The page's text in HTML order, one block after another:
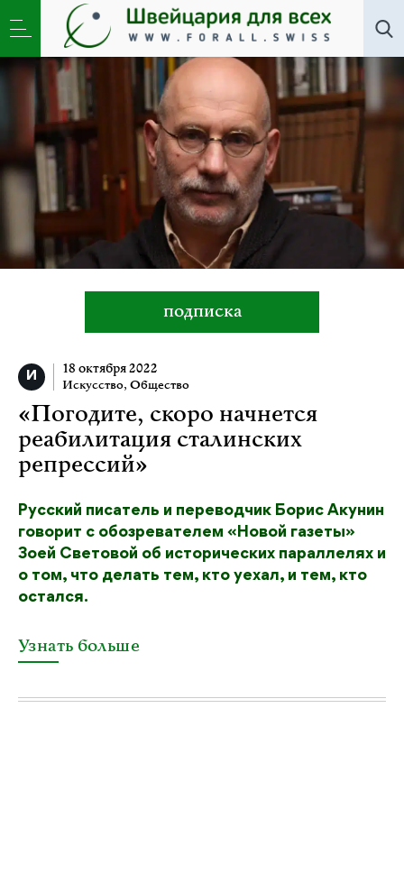
Все авторы»Зоя Светова
подписка
18 октября 2022
Искусство, Общество
«Погодите, скоро начнется
реабилитация сталинских
репрессий»
Русский писатель и переводчик Борис Акунин
говорит с обозревателем «Новой газеты»
Зоей Световой об исторических параллелях и
о том, что делать тем, кто уехал, и тем, кто
остался.
Узнать больше